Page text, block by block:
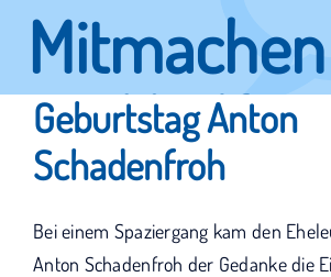
Mitmachen
und helfen.
Hier erfahren Sie, wie fleißige
KUNO bisher unterstützt
Geburtstag Anton
Schadenfroh
Bei einem Spaziergang kam den
Anton Schadenfroh der Gedanke die